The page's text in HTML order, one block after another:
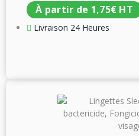
À partir de 1,75€ HT
Livraison 24 Heures